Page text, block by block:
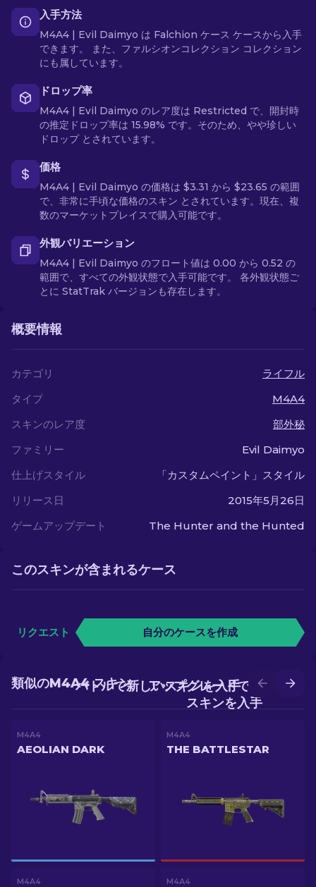
入手方法
M4A4 | Evil Daimyo は Falchion ケース ケースから入手
できます。 また、ファルシオンコレクション コレクション
にも属しています。
ドロップ率
M4A4 | Evil Daimyo のレア度は Restricted で、開封時
の推定ドロップ率は 15.98% です。そのため、やや珍しい
ドロップ とされています。
価格
M4A4 | Evil Daimyo の価格は $3.31 から $23.65 の範囲
で、非常に手頃な価格のスキン とされています。現在、複
数のマーケットプレイスで購入可能です。
外観バリエーション
M4A4 | Evil Daimyo のフロート値は 0.00 から 0.52 の
範囲で、すべての外観状態で入手可能です。 各外観状態ご
とに StatTrak バージョンも存在します。
概要情報
カテゴリ
ライフル
タイプ
M4A4
スキンのレア度
部外秘
ファミリー
Evil Daimyo
仕上げスタイル
「カスタムペイント」スタイル
リリース日
2015年5月26日
ゲームアップデート
The Hunter and the Hunted
このスキンが含まれるケース
リクエスト 自分のケースを作成
アップグレードでより良い
スキンを入手
バトルで新しいスキンを入手
類似のM4A4 スキン
M4A4
AEOLIAN DARK
M4A4
THE BATTLESTAR
M4A4 M4A4